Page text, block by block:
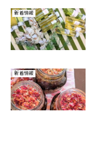
新着情報
新着情報